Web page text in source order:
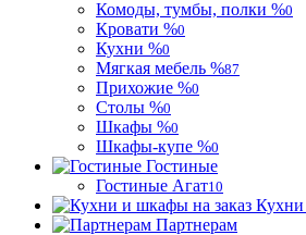
Комоды, тумбы, полки %0
Кровати %0
Кухни %0
Мягкая мебель %87
Прихожие %0
Столы %0
Шкафы %0
Шкафы-купе %0
Гостиные
Гостиные Агат10
Кухни
Партнерам